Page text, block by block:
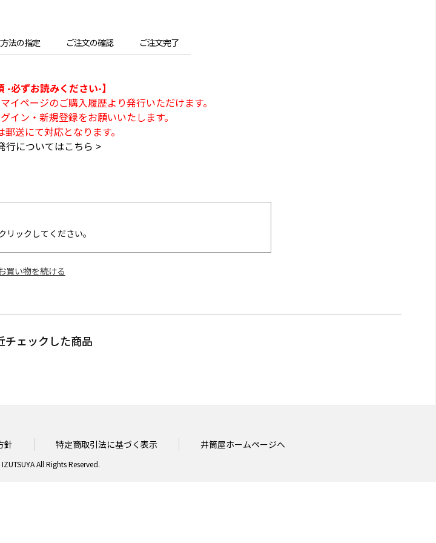
法の指定 ご注文の確認 ご注文完了
-必ずお読みください-】
イページのご購入履歴より発行いただけます。
イン・新規登録をお願いいたします。
送にて対応となります。
行についてはこちら >
ックしてください。
チェックした商品
針 特定商取引法に基づく表示 井筒屋ホームページへ
All Rights Reserved.